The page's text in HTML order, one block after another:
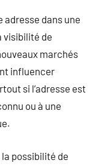
adresse dans une
visibilité de
marchés
influencer
si l’adresse est
ou à une
possibilité de